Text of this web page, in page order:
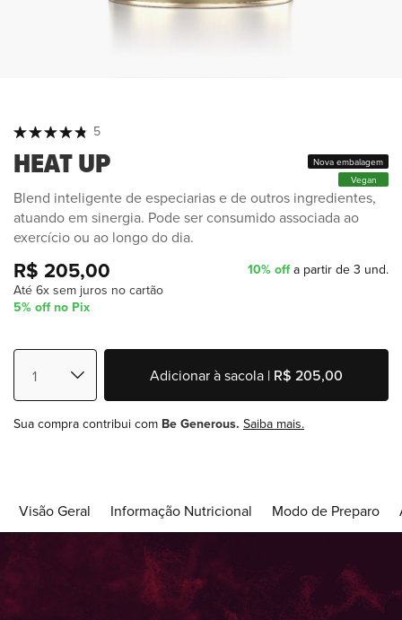
Classificação: 5
HEAT UP
Nova embalagem
Vegan
Blend inteligente de especiarias e de outros ingredientes,
atuando em sinergia. Pode ser consumido associada ao
exercício ou ao longo do dia.
R$ 205,00
Até 6x sem juros no cartão
5% off no Pix
10% offa partir de 3 und.
Adicionar à sacola | R$ 205,00
Sua compra contribui com Be Generous. Saiba mais.
Visão Geral Informação Nutricional Modo de Preparo